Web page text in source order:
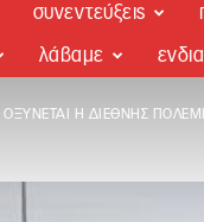
συνεντεύξεις
λάβαμε
ΟΞΎΝΕΤΑΙ Η ΔΙΕΘΝΉΣ